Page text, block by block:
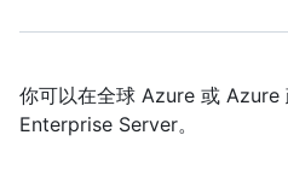
你可以在全球 Azure 或
Enterprise Server。